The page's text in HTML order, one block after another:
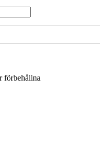
förbehållna